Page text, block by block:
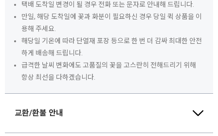
택배 도착일 변경이 될 경우 전화 또는 문자로 안내해 드립니다.
만일, 해당 도착일에 꽃과 화분이 필요하신 경우 당일 퀵 상품을 이
용해 주세요.
해당일 기온에 따라 단열재 포장 등으로 한 번 더 감싸 최대한 안전
하게 배송해 드립니다.
급격한 날씨 변화에도 고품질의 꽃을 고스란히 전해드리기 위해
항상 최선을 다하겠습니다.
교환/환불 안내